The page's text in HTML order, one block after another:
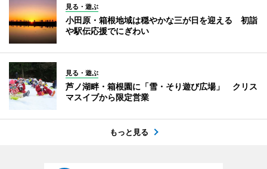
見る・遊ぶ
小田原・箱根地域は穏やかな三が日を迎える 初詣
や駅伝応援でにぎわい
見る・遊ぶ
芦ノ湖畔・箱根園に「雪・そり遊び広場」 クリス
マスイブから限定営業
もっと見る